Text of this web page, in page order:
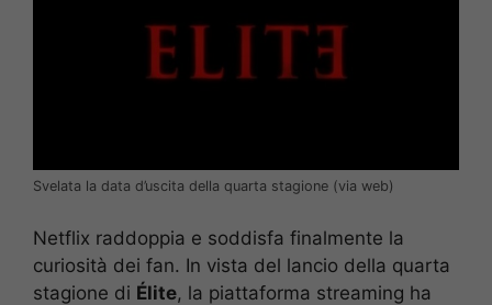
Svelata la data d’uscita della quarta stagione (via web)
Netflix raddoppia e soddisfa finalmente la
curiosità dei fan. In vista del lancio della quarta
stagione di Élite, la piattaforma streaming ha